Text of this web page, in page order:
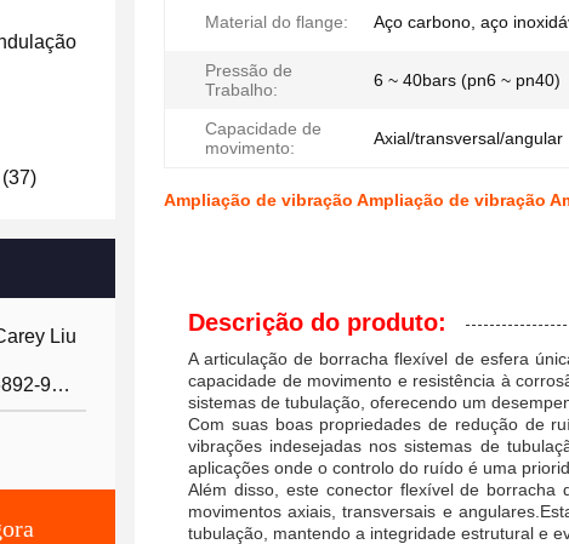
(37)
Liu
86-0371-6892-9024
Material do flange: Aço carbono, aço
Pressão de
Trabalho:
6 ~ 40bars (pn6 ~ pn40)
Capacidade de
movimento:
Axial/transversal/angular
Ampliação de vibração Ampliação de vibração
Descrição do produto:
A articulação de borracha flexível de esfera
capacidade de movimento e resistência à
sistemas de tubulação, oferecendo um
Com suas boas propriedades de redução de
vibrações indesejadas nos sistemas de
aplicações onde o controlo do ruído é uma
Além disso, este conector flexível de borracha
movimentos axiais, transversais e
tubulação, mantendo a integridade estrutural e